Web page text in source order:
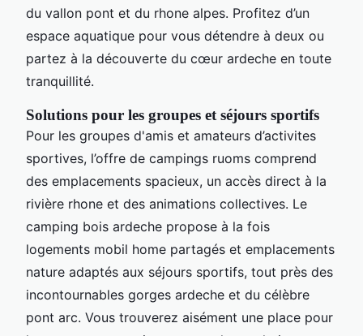
du vallon pont et du rhone alpes. Profitez d’un
espace aquatique pour vous détendre à deux ou
partez à la découverte du cœur ardeche en toute
tranquillité.
Solutions pour les groupes et séjours sportifs
Pour les groupes d'amis et amateurs d’activites
sportives, l’offre de campings ruoms comprend
des emplacements spacieux, un accès direct à la
rivière rhone et des animations collectives. Le
camping bois ardeche propose à la fois
logements mobil home partagés et emplacements
nature adaptés aux séjours sportifs, tout près des
incontournables gorges ardeche et du célèbre
pont arc. Vous trouverez aisément une place pour